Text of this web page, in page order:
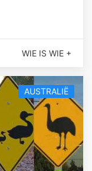
WIE IS WIE +
AUSTRALIË